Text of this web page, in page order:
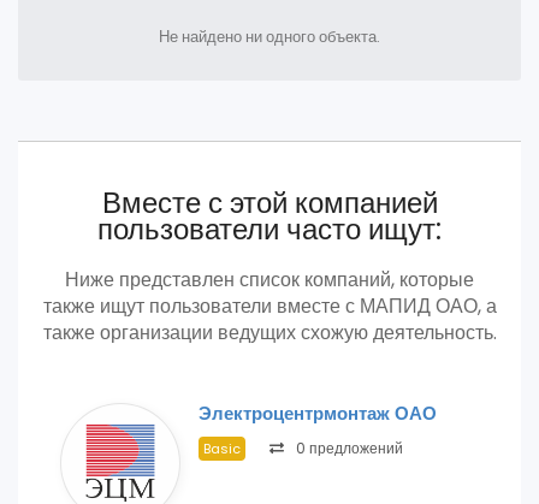
Не найдено ни одного объекта.
Вместе с этой компанией
пользователи часто ищут:
Ниже представлен список компаний, которые
также ищут пользователи вместе с МАПИД ОАО, а
также организации ведущих схожую деятельность.
Электроцентрмонтаж ОАО
Basic 0 предложений